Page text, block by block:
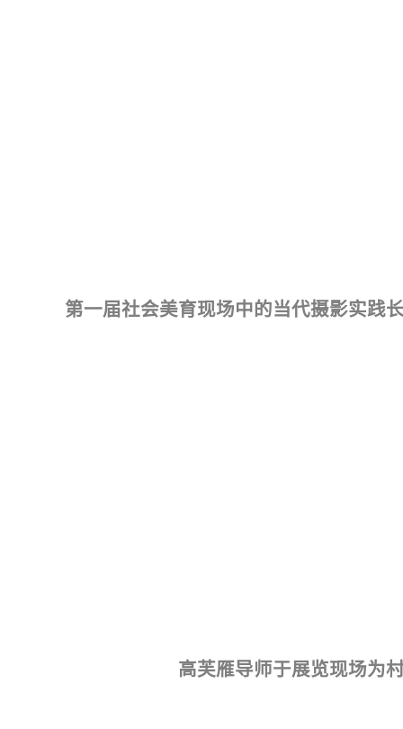
第一届社会美育现场中的当代摄影实践
高芙雁导师于展览现场为